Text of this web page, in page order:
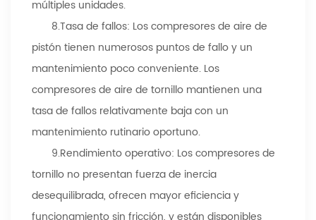
múltiples unidades.
8.Tasa de fallos: Los compresores de aire de
pistón tienen numerosos puntos de fallo y un
mantenimiento poco conveniente. Los
compresores de aire de tornillo mantienen una
tasa de fallos relativamente baja con un
mantenimiento rutinario oportuno.
9.Rendimiento operativo: Los compresores de
tornillo no presentan fuerza de inercia
desequilibrada, ofrecen mayor eficiencia y